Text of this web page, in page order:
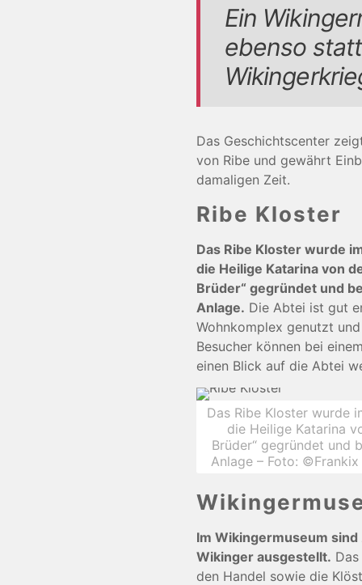
Ein
ebenso
Das Geschichtscenter
von Ribe und gewährt
damaligen Zeit.
Ribe Kloster
Das Ribe Kloster wurde
die Heilige Katarina von
Brüder“ gegründet und
Anlage. Die Abtei ist gut
Wohnkomplex genutzt
Besucher können bei
einen Blick auf die Abtei
Das Ribe Kloster wurde
die Heilige Katarina
Brüder“ gegründet und
Anlage – Foto:
Im Wikingermuseum
Wikinger ausgestellt.
den Handel sowie die